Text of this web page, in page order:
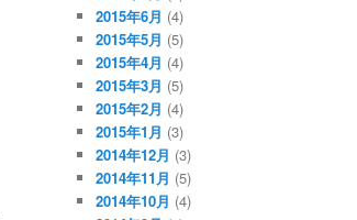
2015年6月 (4)
2015年5月 (5)
2015年4月 (4)
2015年3月 (5)
2015年2月 (4)
2015年1月 (3)
2014年12月 (3)
2014年11月 (5)
2014年10月 (4)